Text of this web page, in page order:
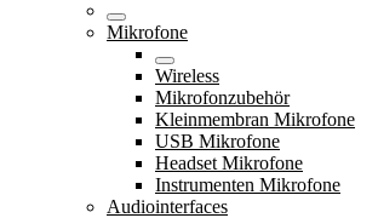
Mikrofone
Wireless
Mikrofonzubehör
Kleinmembran Mikrofone
USB Mikrofone
Headset Mikrofone
Instrumenten Mikrofone
Audiointerfaces